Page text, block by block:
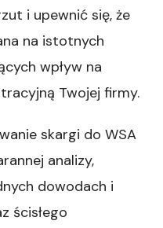
i upewnić się, że
na istotnych
wpływ na
Twojej firmy.
skargi do WSA
analizy,
dowodach i
ścisłego